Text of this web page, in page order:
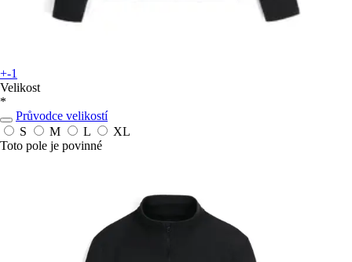
+-1
Velikost
*
Průvodce velikostí
S
M L
XL
Toto pole je povinné